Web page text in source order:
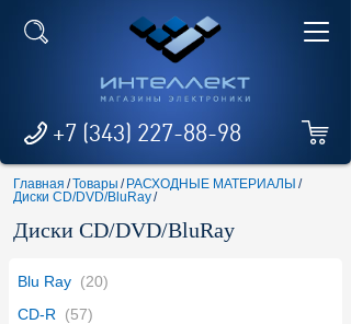
+7 (343) 227-88-98
Главная /Товары / РАСХОДНЫЕ МАТЕРИАЛЫ /
Диски CD/DVD/BluRay/
Диски CD/DVD/BluRay
Blu Ray (20)
CD-R (57)